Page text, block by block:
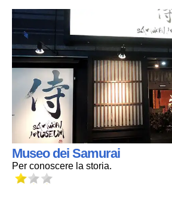
Museo dei Samurai
Per conoscere la storia.